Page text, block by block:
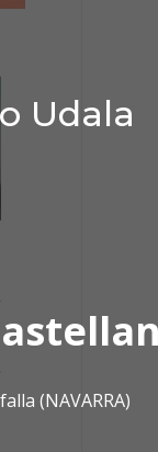
Udala
(NAVARRA)